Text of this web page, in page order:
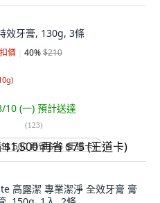
效牙膏, 130g, 3條
價 40%$210
)
10 (一) 預計送達
(123)
$1,500 再省 $75 (王道卡)
高露潔 專業潔淨 全效牙膏 膏